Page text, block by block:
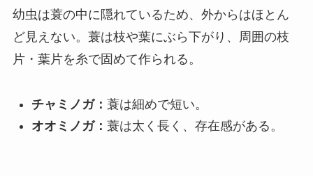
幼虫は蓑の中に隠れているため、外からはほとん
ど見えない。蓑は枝や葉にぶら下がり、周囲の枝
片・葉片を糸で固めて作られる。
チャミノガ： 蓑は細めで短い。
オオミノガ： 蓑は太く長く、存在感がある。